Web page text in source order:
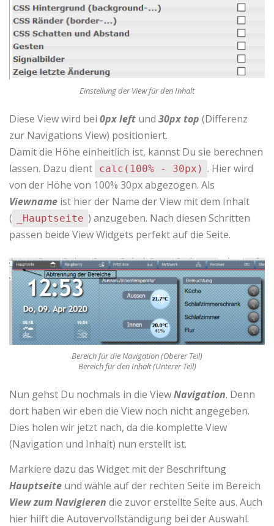
Einstellung der View für den Inhalt
Diese View wird bei 0px left und 30px top (Differenz
zur Navigations View) positioniert.
Damit die Höhe einheitlich ist, kannst Du sie berechnen
lassen. Dazu dient
calc(100% - 30px) . Hier wird
von der Höhe von 100% 30px abgezogen. Als
Viewname ist hier der Name der View mit dem Inhalt
(
_Hauptseite ) anzugeben. Nach diesen Schritten
passen beide View Widgets perfekt auf die Seite.
Bereich für die Navigation (Oberer Teil)
Bereich für den Inhalt (Unterer Teil)
Nun gehst Du nochmals in die ViewNavigation. Denn
dort haben wir eben die View noch nicht angegeben.
Dies holen wir jetzt nach, da die komplette View
(Navigation und Inhalt) nun erstellt ist.
Markiere dazu das Widget mit der Beschriftung
Hauptseite und wähle auf der rechten Seite im Bereich
View zum Navigieren die zuvor erstellte Seite aus. Auch
hier hilft die Autovervollständigung bei der Auswahl.